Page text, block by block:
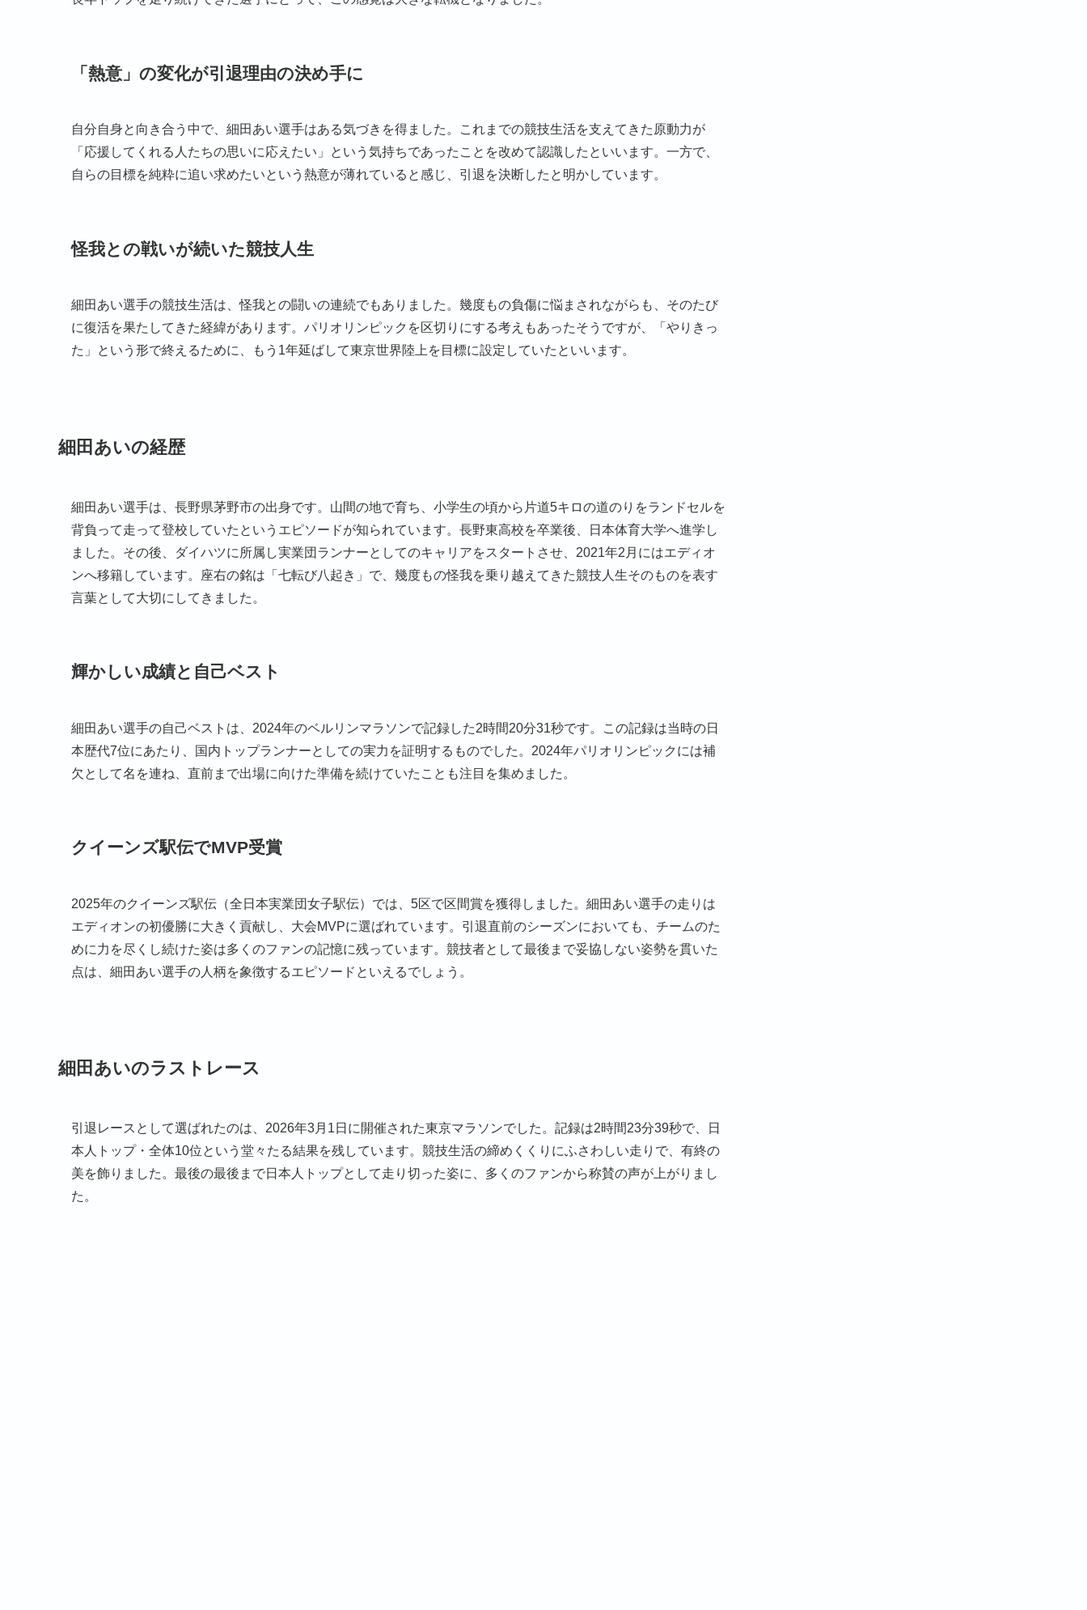
「熱意」の変化が引退理由の決め手に
自分自身と向き合う中で、細田あい選手はある気づきを得ました。これまでの競技生活を支えてきた原動力が
「応援してくれる人たちの思いに応えたい」という気持ちであったことを改めて認識したといいます。一方で、
自らの目標を純粋に追い求めたいという熱意が薄れていると感じ、引退を決断したと明かしています。
怪我との戦いが続いた競技人生
細田あい選手の競技生活は、怪我との闘いの連続でもありました。幾度もの負傷に悩まされながらも、そのたび
に復活を果たしてきた経緯があります。パリオリンピックを区切りにする考えもあったそうですが、「やりきっ
た」という形で終えるために、もう1年延ばして東京世界陸上を目標に設定していたといいます。
細田あいの経歴
細田あい選手は、長野県茅野市の出身です。山間の地で育ち、小学生の頃から片道5キロの道のりをランドセルを
背負って走って登校していたというエピソードが知られています。長野東高校を卒業後、日本体育大学へ進学し
ました。その後、ダイハツに所属し実業団ランナーとしてのキャリアをスタートさせ、2021年2月にはエディオ
ンへ移籍しています。座右の銘は「七転び八起き」で、幾度もの怪我を乗り越えてきた競技人生そのものを表す
言葉として大切にしてきました。
輝かしい成績と自己ベスト
細田あい選手の自己ベストは、2024年のベルリンマラソンで記録した2時間20分31秒です。この記録は当時の日
本歴代7位にあたり、国内トップランナーとしての実力を証明するものでした。2024年パリオリンピックには補
欠として名を連ね、直前まで出場に向けた準備を続けていたことも注目を集めました。
クイーンズ駅伝でMVP受賞
2025年のクイーンズ駅伝（全日本実業団女子駅伝）では、5区で区間賞を獲得しました。細田あい選手の走りは
エディオンの初優勝に大きく貢献し、大会MVPに選ばれています。引退直前のシーズンにおいても、チームのた
めに力を尽くし続けた姿は多くのファンの記憶に残っています。競技者として最後まで妥協しない姿勢を貫いた
点は、細田あい選手の人柄を象徴するエピソードといえるでしょう。
細田あいのラストレース
引退レースとして選ばれたのは、2026年3月1日に開催された東京マラソンでした。記録は2時間23分39秒で、日
本人トップ・全体10位という堂々たる結果を残しています。競技生活の締めくくりにふさわしい走りで、有終の
美を飾りました。最後の最後まで日本人トップとして走り切った姿に、多くのファンから称賛の声が上がりまし
た。